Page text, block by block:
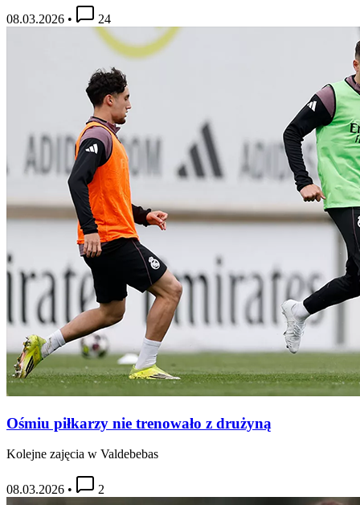
08.03.2026 • 24
Ośmiu piłkarzy nie trenowało z drużyną
Kolejne zajęcia w Valdebebas
08.03.2026 • 2